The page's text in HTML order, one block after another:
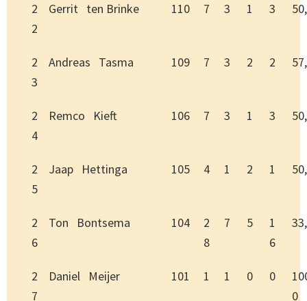
2
2
Gerrit ten Brinke 110 7 3 1 3
2
3
Andreas Tasma 109 7 3 2 2
2
4
Remco Kieft 106 7 3 1 3
2
5
Jaap Hettinga 105 4 1 2 1
2
6
Ton Bontsema 104
2
8
7 5
1
6
2
7
Daniel Meijer 101 1 1 0 0
0